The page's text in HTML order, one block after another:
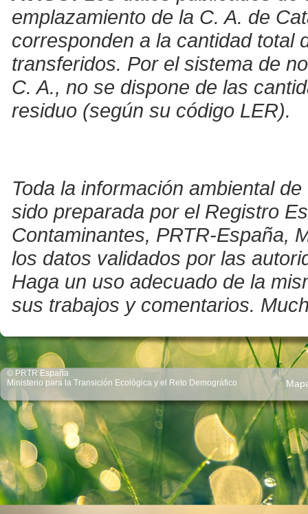
emplazamiento de la C. A. de
corresponden a la cantidad total
transferidos. Por el sistema de
C. A., no se dispone de las
residuo (según su código LER).
Toda la información ambiental
sido preparada por el Registro
Contaminantes, PRTR-España,
los datos validados por las
Haga un uso adecuado de la
sus trabajos y comentarios.
© PRTR España
Ministerio para la Transición Ecológica y el Reto Demográfico